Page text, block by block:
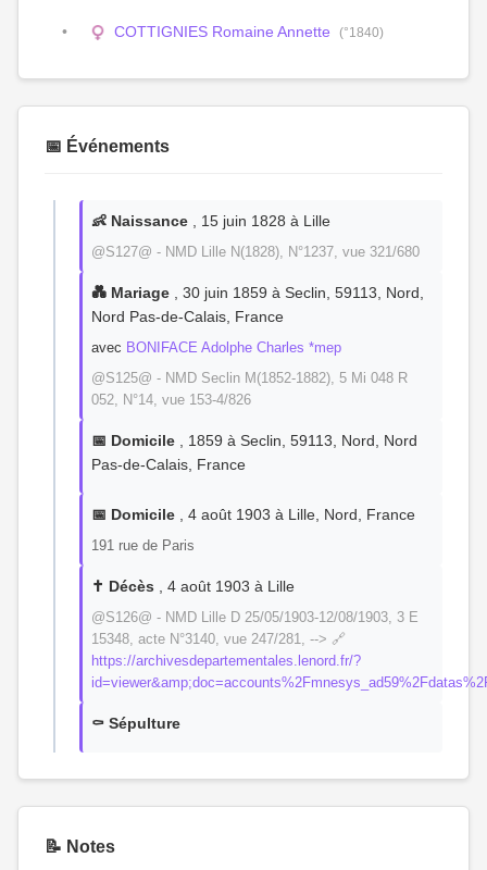
COTTIGNIES Romaine Annette (°1840)
📅 Événements
👶 Naissance , 15 juin 1828 à Lille
@S127@ - NMD Lille N(1828), N°1237, vue 321/680
💑 Mariage , 30 juin 1859 à Seclin, 59113, Nord,
Nord Pas-de-Calais, France
avec BONIFACE Adolphe Charles *mep
@S125@ - NMD Seclin M(1852-1882), 5 Mi 048 R
052, N°14, vue 153-4/826
📅 Domicile , 1859 à Seclin, 59113, Nord, Nord
Pas-de-Calais, France
📅 Domicile , 4 août 1903 à Lille, Nord, France
191 rue de Paris
✝️ Décès , 4 août 1903 à Lille
@S126@ - NMD Lille D 25/05/1903-12/08/1903, 3 E
15348, acte N°3140, vue 247/281, --> 🔗
https://archivesdepartementales.lenord.fr/?
⚰️ Sépulture
📝 Notes